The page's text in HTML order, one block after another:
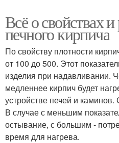
Всё о свойствах
печного кирпича
По свойству плотности
от 100 до 500. Этот
изделия при надавливании.
медленнее кирпич будет
устройстве печей и
В случае с меньшим
остывание, с большим -
время для нагрева.